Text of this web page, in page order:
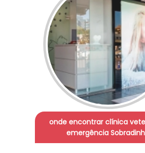
onde encontrar clínica
emergência